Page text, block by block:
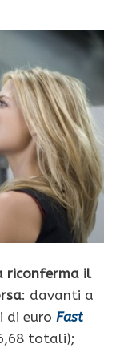
riconferma il
: davanti a
di euro Fast
totali);